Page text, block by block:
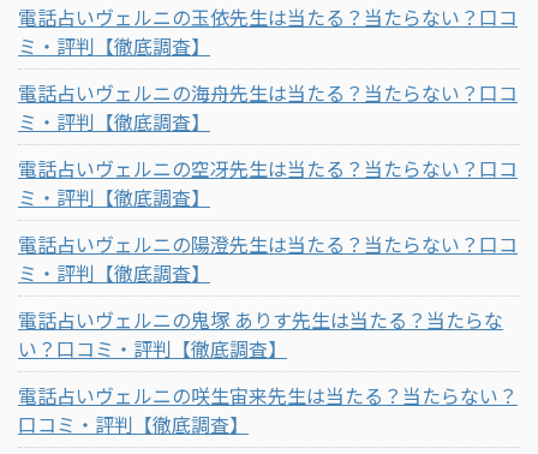
電話占いヴェルニの玉依先生は当たる？当たらない？口コ
ミ・評判【徹底調査】
電話占いヴェルニの海舟先生は当たる？当たらない？口コ
ミ・評判【徹底調査】
電話占いヴェルニの空冴先生は当たる？当たらない？口コ
ミ・評判【徹底調査】
電話占いヴェルニの陽澄先生は当たる？当たらない？口コ
ミ・評判【徹底調査】
電話占いヴェルニの鬼塚 ありす先生は当たる？当たらな
い？口コミ・評判【徹底調査】
電話占いヴェルニの咲生宙来先生は当たる？当たらない？
口コミ・評判【徹底調査】